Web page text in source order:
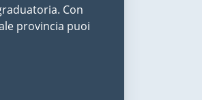
Con
provincia puoi